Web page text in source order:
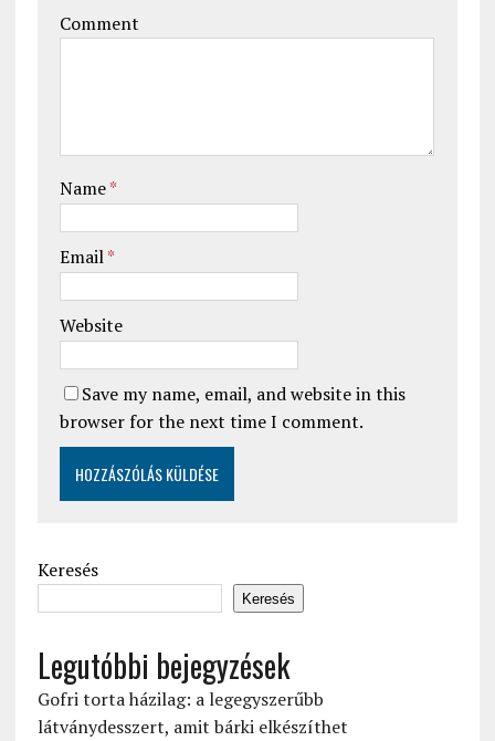
Comment
Name*
Email*
Website
Save my name, email, and website in this
browser for the next time I comment.
Keresés
Keresés
Legutóbbi bejegyzések
Gofri torta házilag: a legegyszerűbb
látványdesszert, amit bárki elkészíthet